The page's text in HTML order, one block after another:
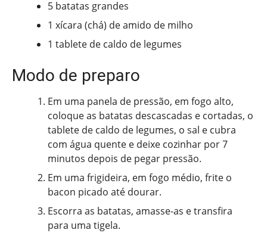
5 batatas grandes
1 xícara (chá) de amido de milho
1 tablete de caldo de legumes
Modo de preparo
Em uma panela de pressão, em fogo alto,
coloque as batatas descascadas e cortadas, o
tablete de caldo de legumes, o sal e cubra
com água quente e deixe cozinhar por 7
minutos depois de pegar pressão.
Em uma frigideira, em fogo médio, frite o
bacon picado até dourar.
Escorra as batatas, amasse-as e transfira
para uma tigela.